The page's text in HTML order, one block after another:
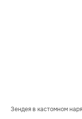
Зендея в кастомном